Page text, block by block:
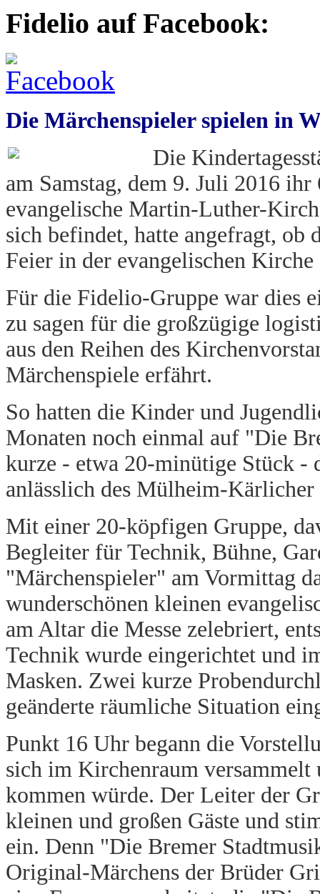
Fidelio auf Facebook:
Die Märchenspieler spielen in
Die
am Samstag, dem 9. Juli 2016
evangelische Martin-Luther-
sich befindet, hatte angefragt, ob
Feier in der evangelischen
Für die Fidelio-Gruppe war dies
zu sagen für die großzügige
aus den Reihen des
Märchenspiele erfährt.
So hatten die Kinder und
Monaten noch einmal auf "Die
kurze - etwa 20-minütige Stück -
anlässlich des Mülheim-
Mit einer 20-köpfigen Gruppe,
Begleiter für Technik, Bühne,
"Märchenspieler" am Vormittag
wunderschönen kleinen
am Altar die Messe zelebriert,
Technik wurde eingerichtet und
Masken. Zwei kurze
geänderte räumliche Situation
Punkt 16 Uhr begann die
sich im Kirchenraum versammelt
kommen würde. Der Leiter der
kleinen und großen Gäste und
ein. Denn "Die Bremer
Original-Märchens der Brüder